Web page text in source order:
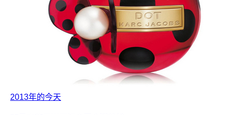
2013年的今天